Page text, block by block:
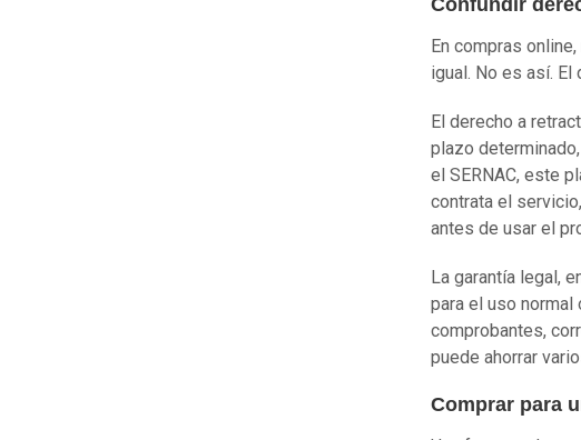
Confundir
En compras
igual. No es así.
El derecho a
plazo
el SERNAC, este
contrata el
antes de usar el
La garantía legal,
para el uso normal
comprobantes,
puede ahorrar
Comprar para